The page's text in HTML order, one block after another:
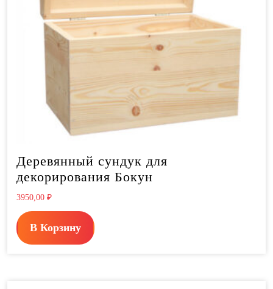
Деревянный сундук для
декорирования Бокун
3950,00 ₽
В Корзину